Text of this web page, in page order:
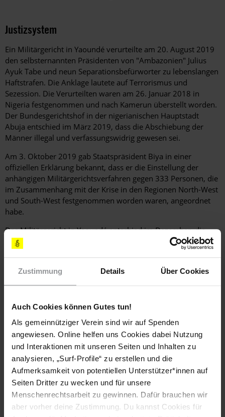
Zustimmung Details Über Cookies
Auch Cookies können Gutes tun!
Als gemeinnütziger Verein sind wir auf Spenden
angewiesen. Online helfen uns Cookies dabei Nutzung
und Interaktionen mit unseren Seiten und Inhalten zu
analysieren, „Surf-Profile“ zu erstellen und die
Aufmerksamkeit von potentiellen Unterstützer*innen auf
Seiten Dritter zu wecken und für unsere
Menschenrechtsarbeit zu gewinnen. Dafür brauchen wir
aber vorher deine Zustimmung. Du kannst Cookies für
Justizsystem
Ein Militärgericht in Yaoundé verurteilte am 20. August 2019
den selbsternannten Präsidenten von "Ambazonien" Julius
Ayuk Tabe und neun Separationsbefürworter zu lebenslangen
Haftstrafen. Die Anklage lautete auf Terrorismus und
Sezession. Die Verurteilten waren am 26. Januar 2018 in
Nigeria festgenommen und nach Kamerun überstellt worden.
Der Bundesgerichtshof in der nigerianischen Hauptstadt
Abuja entschied im März 2019, dass die Abschiebung der
Männer illegal und verfassungswidrig gewesen sei.
Am 3. Oktober 2019 gab Staatspräsident Biya in einer
offiziellen Erklärung bekannt, dass er die Einstellung der
anhängigen Militärgerichtsverfahren gegen 333 Personen, die
im Zusammenhang mit der Krise in den Regionen North-West
und South-West festgenommen worden waren, angeordnet
habe.
Das Militärgericht in Yaoundé entschied im Dezember, die
Öffentlichkeit von dem Prozess gegen sieben Soldaten
auszuschließen, die wegen der Ermordung von zwei Frauen
waren. Die Soldaten waren durch Videoaufnahmen überführt
worden. Sie waren festgenommen worden, nachdem
2018 analysiert und Beweise vorgelegt hatten, die stark dafür
sprachen, dass diese außergerichtlichen Hinrichtungen von
kamerunischen Soldaten begangen wurden.
Rechte auf Meinungs- und Versammlungsfreiheit
Die kamerunischen Behörden verstießen eklatant gegen die
Rechte auf freie Meinungsäußerung und friedliche
Versammlung. Dies galt ganz besonders für die Proteste